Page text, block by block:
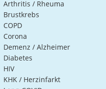
Arthritis / Rheuma
Brustkrebs
COPD
Corona
Demenz / Alzheimer
Diabetes
HIV
KHK / Herzinfarkt